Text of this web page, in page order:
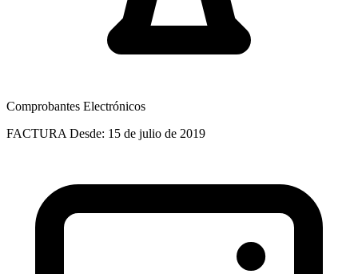
Comprobantes Electrónicos
FACTURA Desde: 15 de julio de 2019